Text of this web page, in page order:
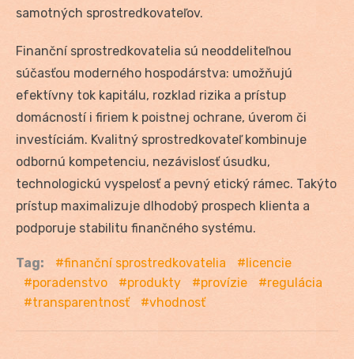
samotných sprostredkovateľov.
Finanční sprostredkovatelia sú neoddeliteľnou
súčasťou moderného hospodárstva: umožňujú
efektívny tok kapitálu, rozklad rizika a prístup
domácností i firiem k poistnej ochrane, úverom či
investíciám. Kvalitný sprostredkovateľ kombinuje
odbornú kompetenciu, nezávislosť úsudku,
technologickú vyspelosť a pevný etický rámec. Takýto
prístup maximalizuje dlhodobý prospech klienta a
podporuje stabilitu finančného systému.
Tag: finanční sprostredkovatelia
licencie
poradenstvo
produkty provízie
regulácia
transparentnosť
vhodnosť